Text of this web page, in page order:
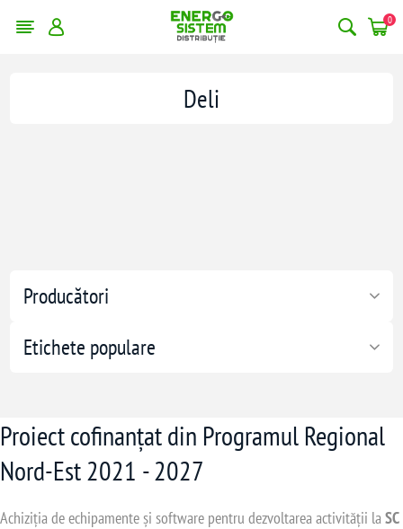
0
Producători
Etichete populare
Deli
Proiect cofinanțat din Programul Regional
Nord-Est 2021 - 2027
Achiziția de echipamente și software pentru dezvoltarea activității laSC